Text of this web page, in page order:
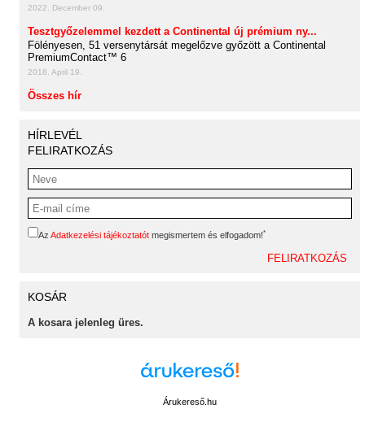
2022. December 09.
Tesztgyőzelemmel kezdett a Continental új prémium ny...
Fölényesen, 51 versenytársát megelőzve győzött a Continental
PremiumContact™ 6
2018. April 19.
Összes hír
HÍRLEVÉL
FELIRATKOZÁS
Az Adatkezelési tájékoztatót megismertem és elfogadom!*
KOSÁR
A kosara jelenleg üres.
Árukereső.hu